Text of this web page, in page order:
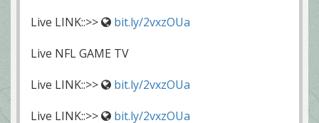
Live LINK::>>
bit.ly/2vxzOUa
Live NFL GAME TV
Live LINK::>>
bit.ly/2vxzOUa
Live LINK::>>
bit.ly/2vxzOUa